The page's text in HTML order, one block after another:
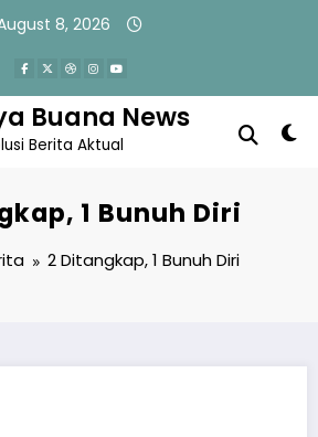
8, 2026
Buana News
Berita Aktual
1 Bunuh Diri
2 Ditangkap, 1 Bunuh Diri